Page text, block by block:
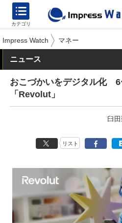
カテゴリ
Impress Watch マネー
ニュース
おこづかいをデジタル化 6
「Revolut」
臼
リスト